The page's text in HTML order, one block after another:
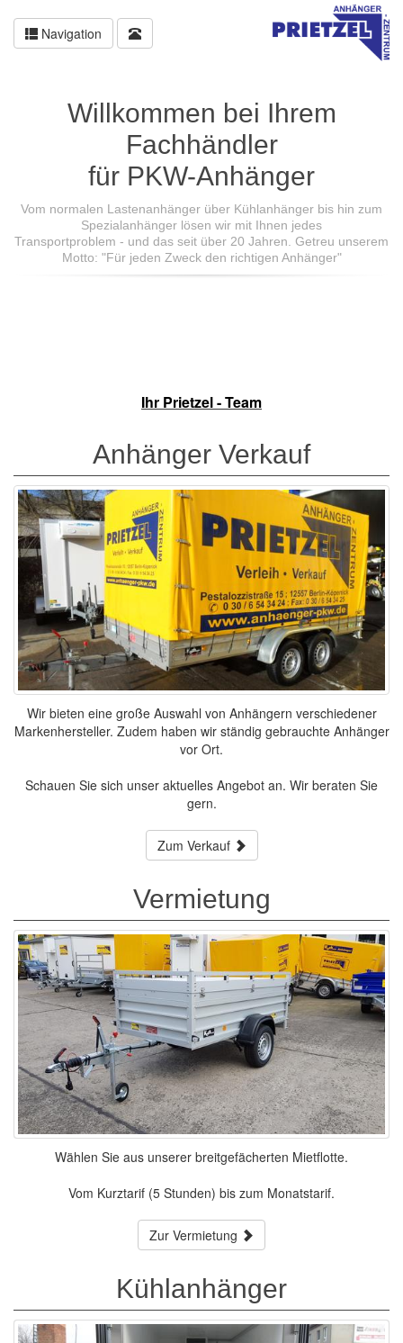
Navigation
Willkommen bei Ihrem
Fachhändler
für PKW-Anhänger
Vom normalen Lastenanhänger über Kühlanhänger bis hin zum
Spezialanhänger lösen wir mit Ihnen jedes
Transportproblem - und das seit über 20 Jahren. Getreu unserem
Motto: "Für jeden Zweck den richtigen Anhänger"
Ihr Prietzel - Team
Anhänger Verkauf
Wir bieten eine große Auswahl von Anhängern verschiedener
Markenhersteller. Zudem haben wir ständig gebrauchte Anhänger
vor Ort.
Schauen Sie sich unser aktuelles Angebot an. Wir beraten Sie
gern.
Zum Verkauf
Vermietung
Wählen Sie aus unserer breitgefächerten Mietflotte.
Vom Kurztarif (5 Stunden) bis zum Monatstarif.
Zur Vermietung
Kühlanhänger